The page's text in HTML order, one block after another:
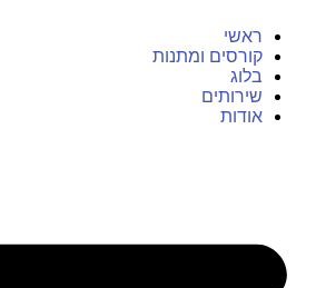
ראשי
קורסים ומתנות
בלוג
שירותים
אודות